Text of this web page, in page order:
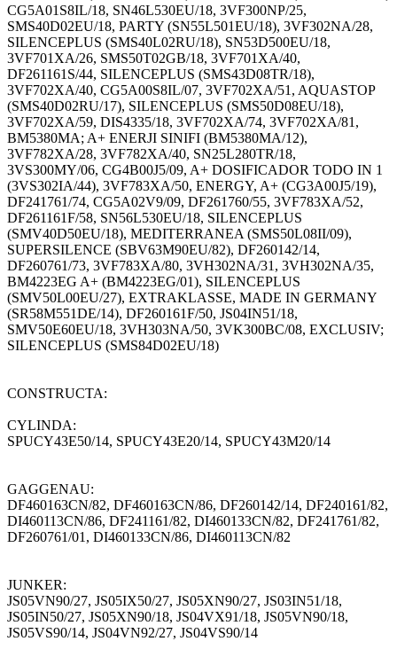
CG5A01S8IL/18, SN46L530EU/18, 3VF300NP/25,
SMS40D02EU/18, PARTY (SN55L501EU/18), 3VF302NA/28,
SILENCEPLUS (SMS40L02RU/18), SN53D500EU/18,
3VF701XA/26, SMS50T02GB/18, 3VF701XA/40,
DF261161S/44, SILENCEPLUS (SMS43D08TR/18),
3VF702XA/40, CG5A00S8IL/07, 3VF702XA/51, AQUASTOP
(SMS40D02RU/17), SILENCEPLUS (SMS50D08EU/18),
3VF702XA/59, DIS4335/18, 3VF702XA/74, 3VF702XA/81,
BM5380MA; A+ ENERJI SINIFI (BM5380MA/12),
3VF782XA/28, 3VF782XA/40, SN25L280TR/18,
3VS300MY/06, CG4B00J5/09, A+ DOSIFICADOR TODO IN 1
(3VS302IA/44), 3VF783XA/50, ENERGY, A+ (CG3A00J5/19),
DF241761/74, CG5A02V9/09, DF261760/55, 3VF783XA/52,
DF261161F/58, SN56L530EU/18, SILENCEPLUS
(SMV40D50EU/18), MEDITERRANEA (SMS50L08II/09),
SUPERSILENCE (SBV63M90EU/82), DF260142/14,
DF260761/73, 3VF783XA/80, 3VH302NA/31, 3VH302NA/35,
BM4223EG A+ (BM4223EG/01), SILENCEPLUS
(SMV50L00EU/27), EXTRAKLASSE, MADE IN GERMANY
(SR58M551DE/14), DF260161F/50, JS04IN51/18,
SMV50E60EU/18, 3VH303NA/50, 3VK300BC/08, EXCLUSIV;
SILENCEPLUS (SMS84D02EU/18)
CONSTRUCTA:
CYLINDA:
SPUCY43E50/14, SPUCY43E20/14, SPUCY43M20/14
GAGGENAU:
DF460163CN/82, DF460163CN/86, DF260142/14, DF240161/82,
DI460113CN/86, DF241161/82, DI460133CN/82, DF241761/82,
DF260761/01, DI460133CN/86, DI460113CN/82
JUNKER:
JS05VN90/27, JS05IX50/27, JS05XN90/27, JS03IN51/18,
JS05IN50/27, JS05XN90/18, JS04VX91/18, JS05VN90/18,
JS05VS90/14, JS04VN92/27, JS04VS90/14